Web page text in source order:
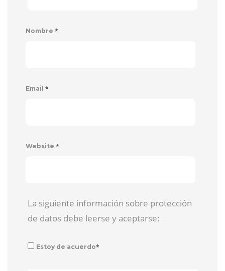
Nombre *
Email *
Website *
La siguiente información sobre protección
de datos debe leerse y aceptarse:
Estoy de acuerdo*